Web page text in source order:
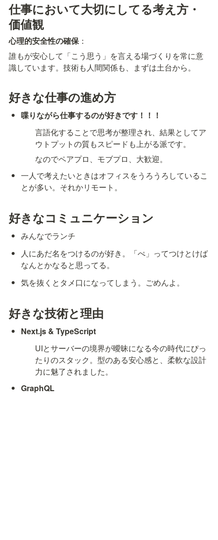
仕事において大切にしてる考え方・
価値観
心理的安全性の確保：
誰もが安心して「こう思う」を言える場づくりを常に意
識しています。技術も人間関係も、まずは土台から。
好きな仕事の進め方
喋りながら仕事するのが好きです！！！
言語化することで思考が整理され、結果としてア
ウトプットの質もスピードも上がる派です。
なのでペアプロ、モブプロ、大歓迎。
一人で考えたいときはオフィスをうろうろしているこ
とが多い。それかリモート。
好きなコミュニケーション
みんなでランチ
人にあだ名をつけるのが好き。「ぺ」ってつけとけば
なんとかなると思ってる。
気を抜くとタメ口になってしまう。ごめんよ。
好きな技術と理由
Next.js & TypeScript
UIとサーバーの境界が曖昧になる今の時代にぴっ
たりのスタック。型のある安心感と、柔軟な設計
力に魅了されました。
GraphQL